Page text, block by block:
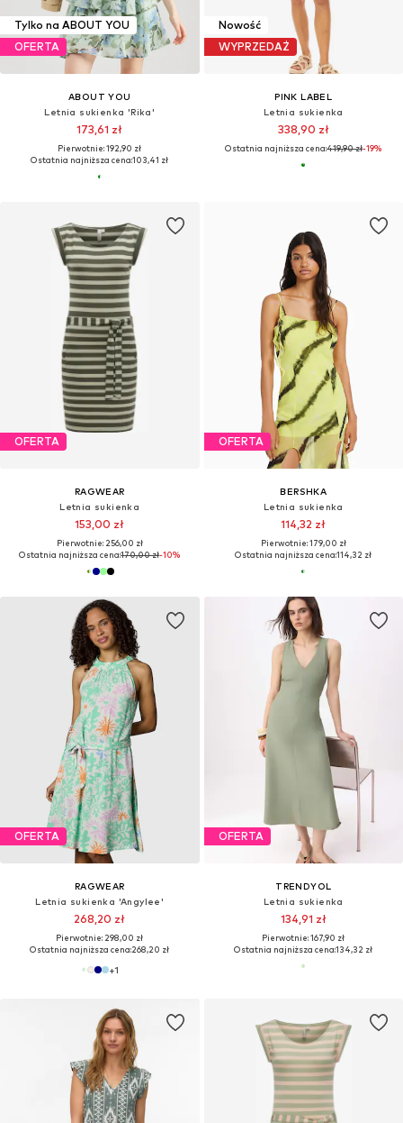
Tylko na ABOUT YOU
OFERTA
ABOUT YOU
Letnia sukienka 'Rika'
173,61 zł
Pierwotnie: 192,90 zł
Ostatnia najniższa cena:103,41 zł
Nowość
WYPRZEDAŻ
PINK LABEL
Letnia sukienka
338,90 zł
Ostatnia najniższa cena:419,90 zł-19%
OFERTA
RAGWEAR
Letnia sukienka
153,00 zł
Pierwotnie: 256,00 zł
Ostatnia najniższa cena:170,00 zł-10%
OFERTA
BERSHKA
Letnia sukienka
114,32 zł
Pierwotnie: 179,00 zł
Ostatnia najniższa cena:114,32 zł
OFERTA
RAGWEAR
Letnia sukienka 'Angylee'
268,20 zł
Pierwotnie: 298,00 zł
Ostatnia najniższa cena:268,20 zł
+1
OFERTA
TRENDYOL
Letnia sukienka
134,91 zł
Pierwotnie: 167,90 zł
Ostatnia najniższa cena:134,32 zł